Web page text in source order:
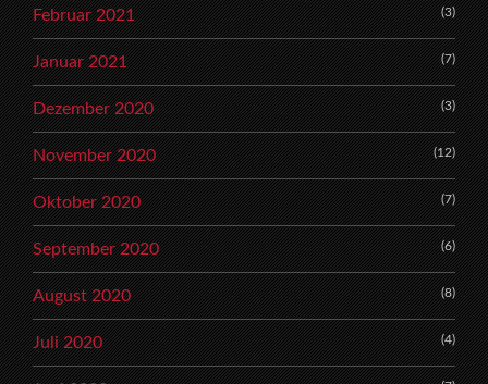
Februar 2021 (3)
Januar 2021 (7)
Dezember 2020 (3)
November 2020 (12)
Oktober 2020 (7)
September 2020 (6)
August 2020 (8)
Juli 2020 (4)